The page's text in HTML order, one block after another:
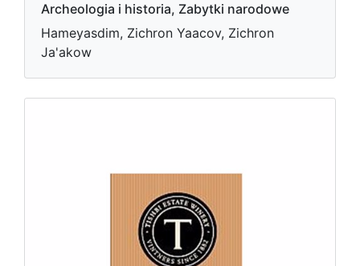
Archeologia i historia, Zabytki narodowe
Hameyasdim, Zichron Yaacov, Zichron
Ja'akow